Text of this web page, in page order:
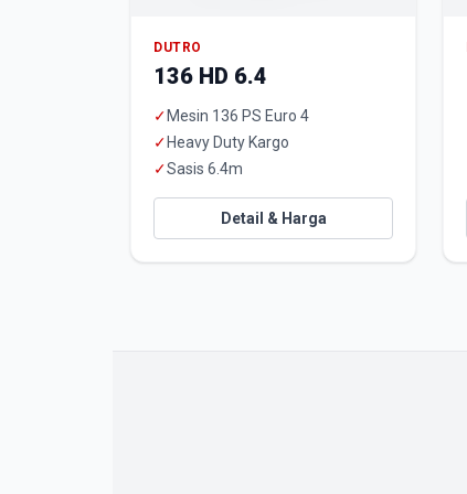
DUTRO
136 HD 6.4
✓ Mesin 136 PS Euro 4
✓ Heavy Duty Kargo
✓Sasis 6.4m
Detail & Harga